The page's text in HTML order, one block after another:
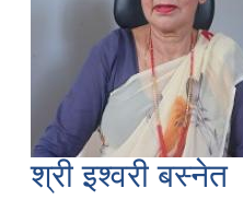
श्री इश्वरी बस्नेत